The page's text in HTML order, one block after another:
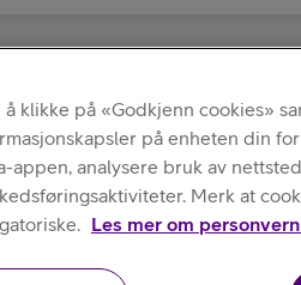
/Annet/Polaroid/Paper HiPrint
å klikke på «Godkjenn cookies»
på enheten din
appen, analysere bruk av
Merk at
Les mer om